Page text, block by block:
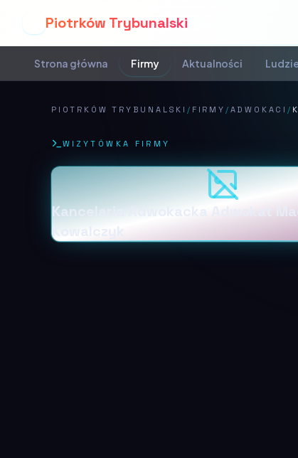
Piotrków Trybunalski
Strona główna Firmy Aktualności
PIOTRKÓW TRYBUNALSKI / FIRMY / ADWOKACI /
WIZYTÓWKA FIRMY
Kancelaria Adwokacka Adwokat
Kowalczyk